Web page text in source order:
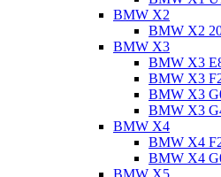
BMW X2
BMW X2
BMW X3
BMW X3
BMW X3
BMW X3
BMW X3
BMW X4
BMW X4
BMW X4